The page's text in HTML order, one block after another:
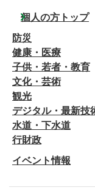
個人の方トップ
防災
健康・医療
子供・若者・教育
文化・芸術
観光
デジタル・最新技
水道・下水道
行財政
イベント情報